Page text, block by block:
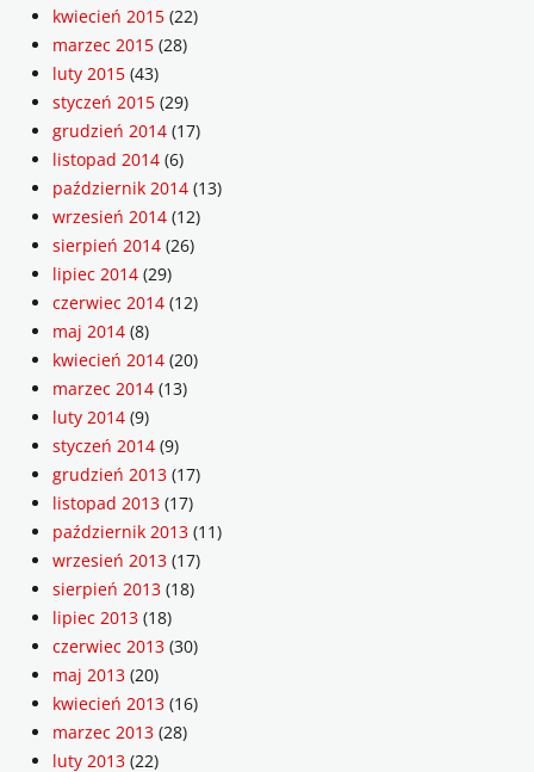
kwiecień 2015 (22)
marzec 2015 (28)
luty 2015 (43)
styczeń 2015 (29)
grudzień 2014 (17)
listopad 2014 (6)
październik 2014 (13)
wrzesień 2014 (12)
sierpień 2014 (26)
lipiec 2014 (29)
czerwiec 2014 (12)
maj 2014 (8)
kwiecień 2014 (20)
marzec 2014 (13)
luty 2014 (9)
styczeń 2014 (9)
grudzień 2013 (17)
listopad 2013 (17)
październik 2013 (11)
wrzesień 2013 (17)
sierpień 2013 (18)
lipiec 2013 (18)
czerwiec 2013 (30)
maj 2013 (20)
kwiecień 2013 (16)
marzec 2013 (28)
luty 2013 (22)